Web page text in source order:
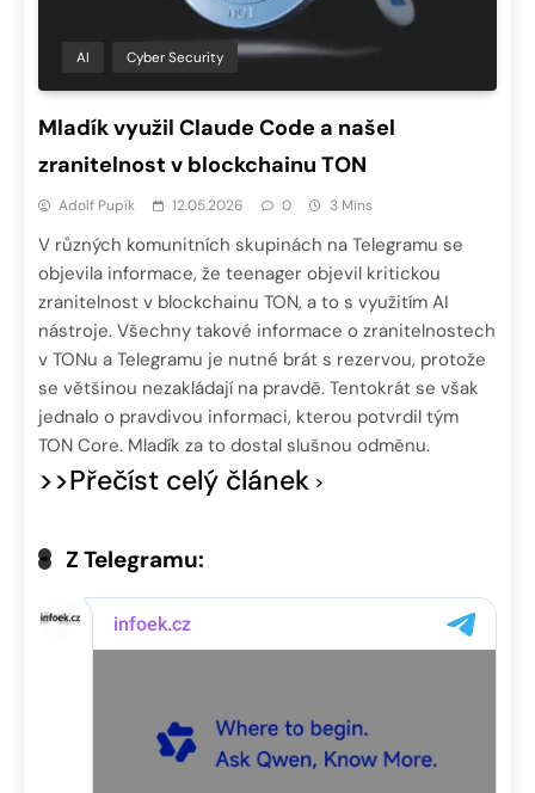
AI Cyber Security
Mladík využil Claude Code a našel
zranitelnost v blockchainu TON
Adolf Pupík 12.05.2026 0 3 Mins
V různých komunitních skupinách na Telegramu se
objevila informace, že teenager objevil kritickou
zranitelnost v blockchainu TON, a to s využitím AI
nástroje. Všechny takové informace o zranitelnostech
v TONu a Telegramu je nutné brát s rezervou, protože
se většinou nezakládají na pravdě. Tentokrát se však
jednalo o pravdivou informaci, kterou potvrdil tým
TON Core. Mladík za to dostal slušnou odměnu.
>>Přečíst celý článek
Z Telegramu: